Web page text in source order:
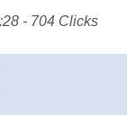
- 704 Clicks